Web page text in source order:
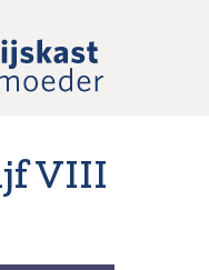
VIII